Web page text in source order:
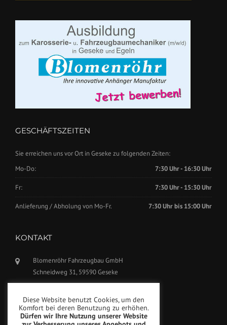
GESCHÄFTSZEITEN
Sie erreichen uns vor Ort in Geseke zu folgenden Zeiten:
Mo-Do:
7:30 Uhr - 16:30 Uhr
Fr: 7:30 Uhr - 15:30 Uhr
Anlieferung / Abholung von Mo-Fr. 7:30 Uhr bis 15:00 Uhr
KONTAKT
Blomenröhr Fahrzeugbau GmbH
Schneidweg 31, 59590 Geseke
Fax: +49(0)2942-5799777
info@blomenroehr.com
Diese Website benutzt Cookies, um den
Komfort bei deren Benutzung zu erhöhen.
Dürfen wir Ihre Nutzung unserer Website